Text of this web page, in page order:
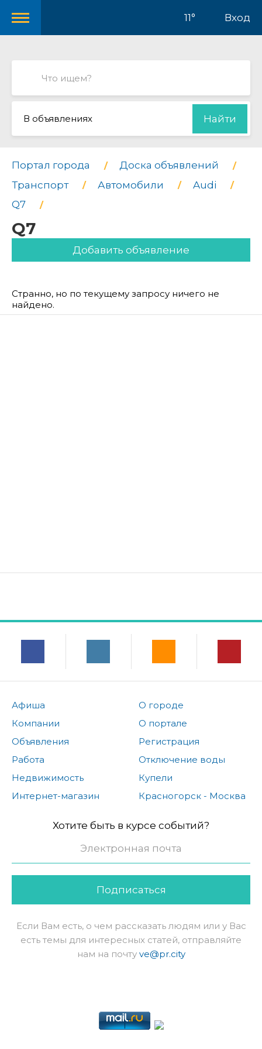
11° Вход
В объявлениях Найти
Портал города
Доска объявлений
Транспорт
Автомобили
Audi
Q7
Q7
Добавить объявление
Странно, но по текущему запросу ничего не
найдено.
Афиша
Компании
Объявления
Работа
Недвижимость
Интернет-магазин
О городе
О портале
Регистрация
Отключение воды
Купели
Красногорск - Москва
Хотите быть в курсе событий?
Подписаться
Если Вам есть, о чем рассказать людям или у Вас
есть темы для интересных статей, отправляйте
нам на почту ve@pr.city